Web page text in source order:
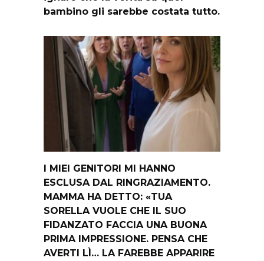
bambino gli sarebbe costata tutto.
I MIEI GENITORI MI HANNO
ESCLUSA DAL RINGRAZIAMENTO.
MAMMA HA DETTO: «TUA
SORELLA VUOLE CHE IL SUO
FIDANZATO FACCIA UNA BUONA
PRIMA IMPRESSIONE. PENSA CHE
AVERTI LÌ… LA FAREBBE APPARIRE